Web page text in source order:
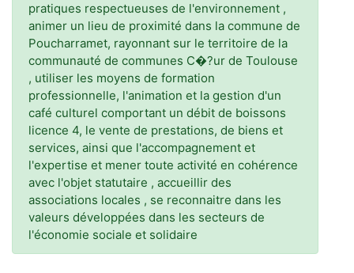
pratiques respectueuses de l'environnement ,
animer un lieu de proximité dans la commune de
Poucharramet, rayonnant sur le territoire de la
communauté de communes C�?ur de Toulouse
, utiliser les moyens de formation
professionnelle, l'animation et la gestion d'un
café culturel comportant un débit de boissons
licence 4, le vente de prestations, de biens et
services, ainsi que l'accompagnement et
l'expertise et mener toute activité en cohérence
avec l'objet statutaire , accueillir des
associations locales , se reconnaitre dans les
valeurs développées dans les secteurs de
l'économie sociale et solidaire